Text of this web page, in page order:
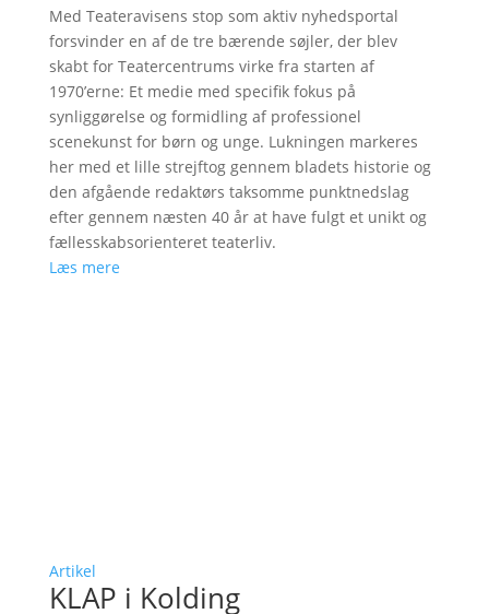
Med Teateravisens stop som aktiv nyhedsportal
forsvinder en af de tre bærende søjler, der blev
skabt for Teatercentrums virke fra starten af
1970’erne: Et medie med specifik fokus på
synliggørelse og formidling af professionel
scenekunst for børn og unge. Lukningen markeres
her med et lille strejftog gennem bladets historie og
den afgående redaktørs taksomme punktnedslag
efter gennem næsten 40 år at have fulgt et unikt og
fællesskabsorienteret teaterliv.
Læs mere
Artikel
KLAP i Kolding